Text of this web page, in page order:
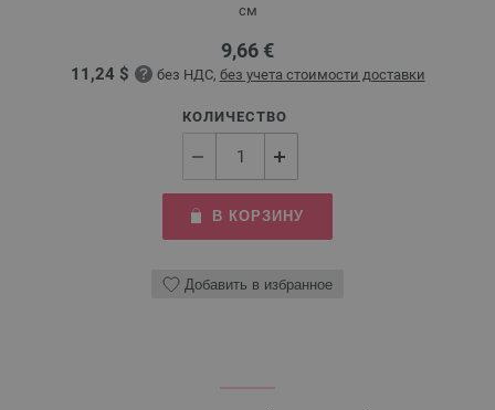
см
9,66 €
11,24 $ без НДС, без учета стоимости доставки
КОЛИЧЕСТВО
В КОРЗИНУ
Добавить в избранное